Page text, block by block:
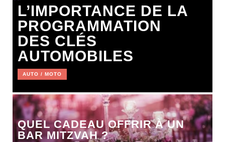
L’IMPORTANCE DE LA
PROGRAMMATION
DES CLÉS
AUTOMOBILES
AUTO / MOTO
QUEL CADEAU OFFRIR À UN
BAR MITZVAH ?